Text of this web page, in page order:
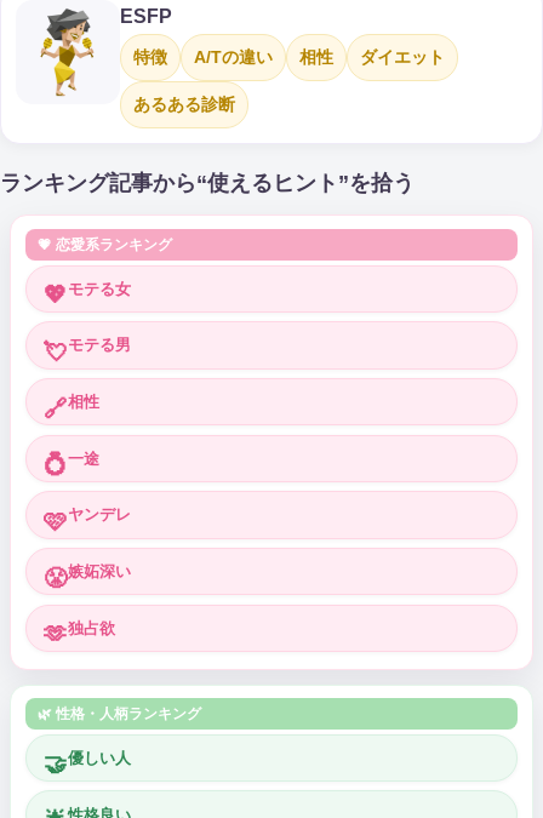
ESFP
特徴 A/Tの違い 相性 ダイエット
あるある診断
ランキング記事から“使えるヒント”を拾う
💗 恋愛系ランキング
💖 モテる女
💘モテる男
🔗相性
💍一途
🩷ヤンデレ
😤嫉妬深い
🫶独占欲
🌿 性格・人柄ランキング
🤝優しい人